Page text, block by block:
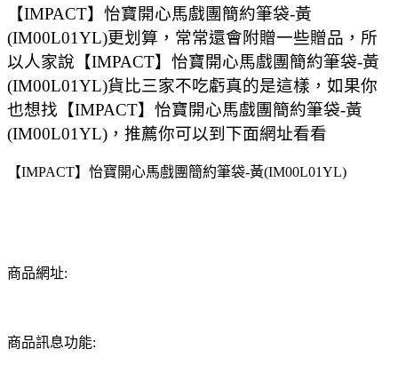
【IMPACT】怡寶開心馬戲團簡約筆袋-黃
(IM00L01YL)更划算，常常還會附贈一些贈品，所
以人家說【IMPACT】怡寶開心馬戲團簡約筆袋-黃
(IM00L01YL)貨比三家不吃虧真的是這樣，如果你
也想找【IMPACT】怡寶開心馬戲團簡約筆袋-黃
(IM00L01YL)，推薦你可以到下面網址看看
【IMPACT】怡寶開心馬戲團簡約筆袋-黃(IM00L01YL)
商品網址:
商品訊息功能: